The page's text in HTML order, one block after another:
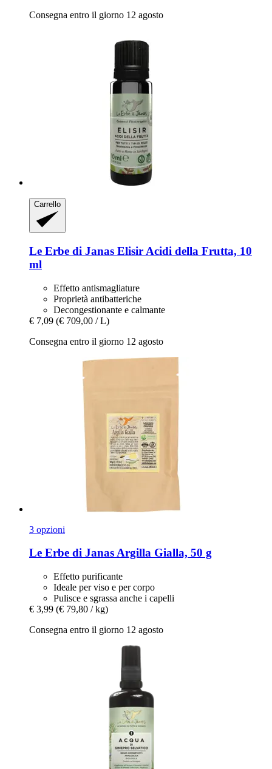
Consegna entro il giorno 12 agosto
Carrello
Le Erbe di Janas Elisir Acidi della Frutta, 10
ml
Effetto antismagliature
Proprietà antibatteriche
Decongestionante e calmante
€ 7,09 (€ 709,00 / L)
Consegna entro il giorno 12 agosto
3 opzioni
Le Erbe di JanasArgilla Gialla, 50 g
Effetto purificante
Ideale per viso e per corpo
Pulisce e sgrassa anche i capelli
€ 3,99 (€ 79,80 / kg)
Consegna entro il giorno 12 agosto